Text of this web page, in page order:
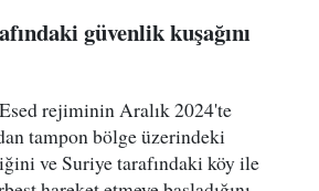
güvenlik kuşağını
rejiminin Aralık 2024'te
tampon bölge üzerindeki
ve Suriye tarafındaki köy ile